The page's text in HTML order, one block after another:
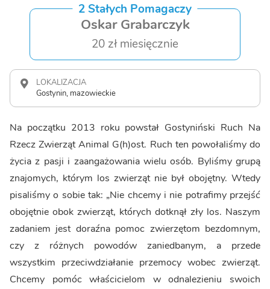
2 Stałych Pomagaczy
Oskar Grabarczyk
20 zł miesięcznie
LOKALIZACJA
Gostynin, mazowieckie
Na początku 2013 roku powstał Gostyniński Ruch Na
Rzecz Zwierząt Animal G(h)ost. Ruch ten powołaliśmy do
życia z pasji i zaangażowania wielu osób. Byliśmy grupą
znajomych, którym los zwierząt nie był obojętny. Wtedy
pisaliśmy o sobie tak: „Nie chcemy i nie potrafimy przejść
obojętnie obok zwierząt, których dotknął zły los. Naszym
zadaniem jest doraźna pomoc zwierzętom bezdomnym,
czy z różnych powodów zaniedbanym, a przede
wszystkim przeciwdziałanie przemocy wobec zwierząt.
Chcemy pomóc właścicielom w odnalezieniu swoich